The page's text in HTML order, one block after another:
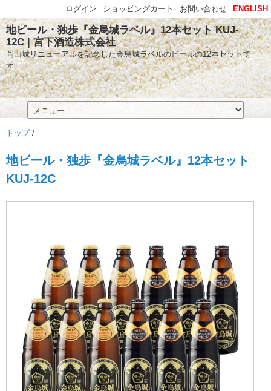
地ビール・独歩『金烏城ラベル』12本セット KUJ-
12C | 宮下酒造株式会社
岡山城リニューアルを記念した金烏城ラベルのビールの12本セットで
す。
トップ/
地ビール・独歩『金烏城ラベル』12本セット
KUJ-12C
ENGLISH
お問い合わせ
ショッピングカート
ログイン